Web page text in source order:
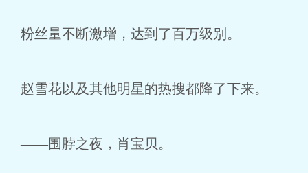
粉丝量不断激增，达到了百万级别。
赵雪花以及其他明星的热搜都降了下来。
——围脖之夜，肖宝贝。